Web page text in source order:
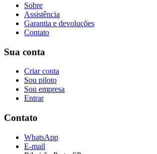
Sobre
Assistência
Garantia e devoluções
Contato
Sua conta
Criar conta
Sou piloto
Sou empresa
Entrar
Contato
WhatsApp
E-mail